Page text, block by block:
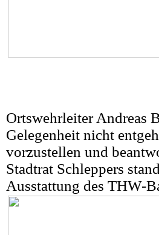
Ortswehrleiter Andreas
Gelegenheit nicht
vorzustellen und
Stadtrat Schleppers
Ausstattung des THW-